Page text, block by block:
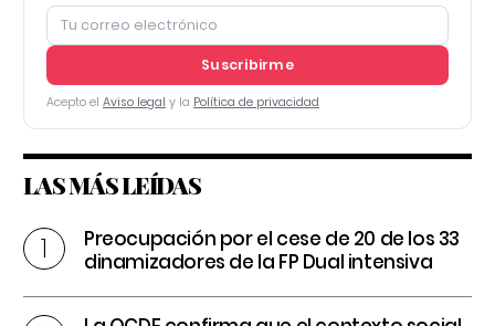
Suscribirme
Acepto el Aviso legal y la Política de privacidad
LAS MÁS LEÍDAS
Preocupación por el cese de 20 de los 33
dinamizadores de la FP Dual intensiva